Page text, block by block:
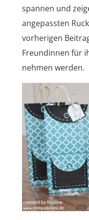
spannen und
angepassten
vorherigen
Freundinnen für
nehmen werden.